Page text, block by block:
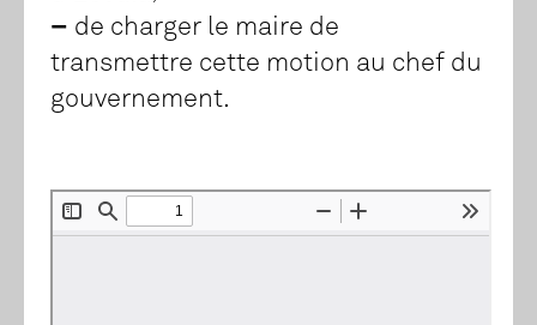
– de charger le maire de
transmettre cette motion au chef du
gouvernement.